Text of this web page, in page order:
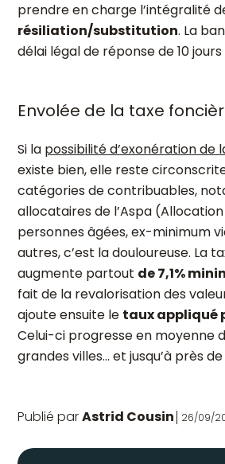
prendre en charge l’intégralité
résiliation/substitution. La
délai légal de réponse de 10 jours
Envolée de la taxe
Si la possibilité d’exonération de
existe bien, elle reste
catégories de contribuables,
allocataires de l’Aspa
personnes âgées, ex-minimum
autres, c’est la douloureuse. La
augmente partout de 7,1%
fait de la revalorisation des
ajoute ensuite le taux appliqué
Celui-ci progresse en moyenne
grandes villes… et jusqu’à près de
Publié parAstrid Cousin 26/09/